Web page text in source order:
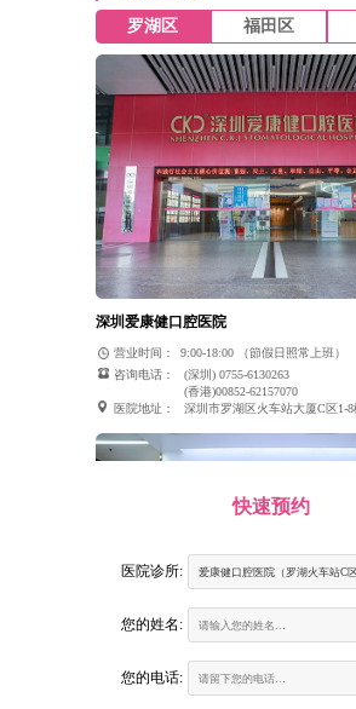
罗湖区 福田区
深圳爱康健口腔医院
营业时间：
9:00-18:00 （節假日照常上班）
咨询电话：
(深圳) 0755-6130263
(香港)00852-62157070
医院地址：
深圳市罗湖区火车站大厦C区1-8
富康口腔门诊部
快速预约
医院诊所: 爱康健口腔医院（罗湖火车站C区
您的姓名:
您的电话: